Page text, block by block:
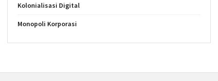
Kolonialisasi Digital
Monopoli Korporasi